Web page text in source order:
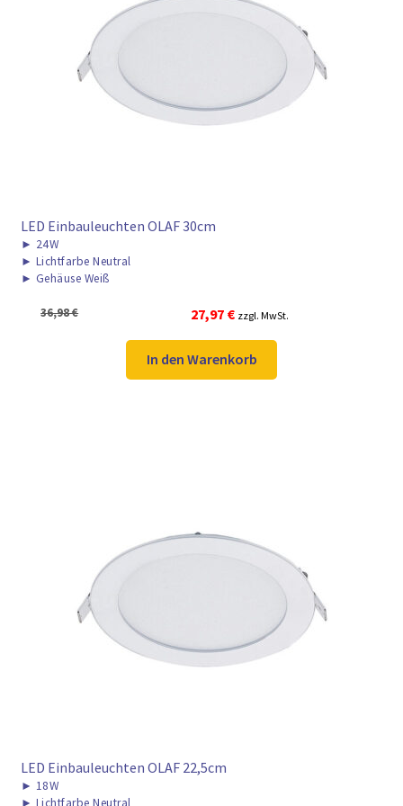
► VERSANDARTEN
LED Einbauleuchten OLAF 30cm
► 24W
► Lichtfarbe Neutral
► Gehäuse Weiß
36,98€
Ursprünglicher
war:
36,98 €
27,97 €Aktueller
ist:
27,97 €.
zzgl. MwSt.
In den Warenkorb
LED Einbauleuchten OLAF 22,5cm
► 18W
► Lichtfarbe Neutral